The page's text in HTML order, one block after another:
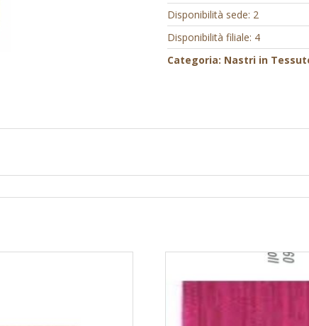
Disponibilità sede: 2
Disponibilità filiale: 4
Categoria: Nastri in